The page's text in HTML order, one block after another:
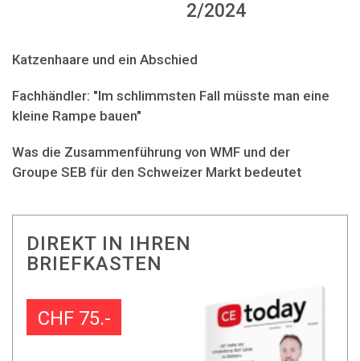
2/2024
Katzenhaare und ein Abschied
Fachhändler: "Im schlimmsten Fall müsste man eine
kleine Rampe bauen"
Was die Zusammenführung von WMF und der
Groupe SEB für den Schweizer Markt bedeutet
DIREKT IN IHREN
BRIEFKASTEN
CHF 75.-